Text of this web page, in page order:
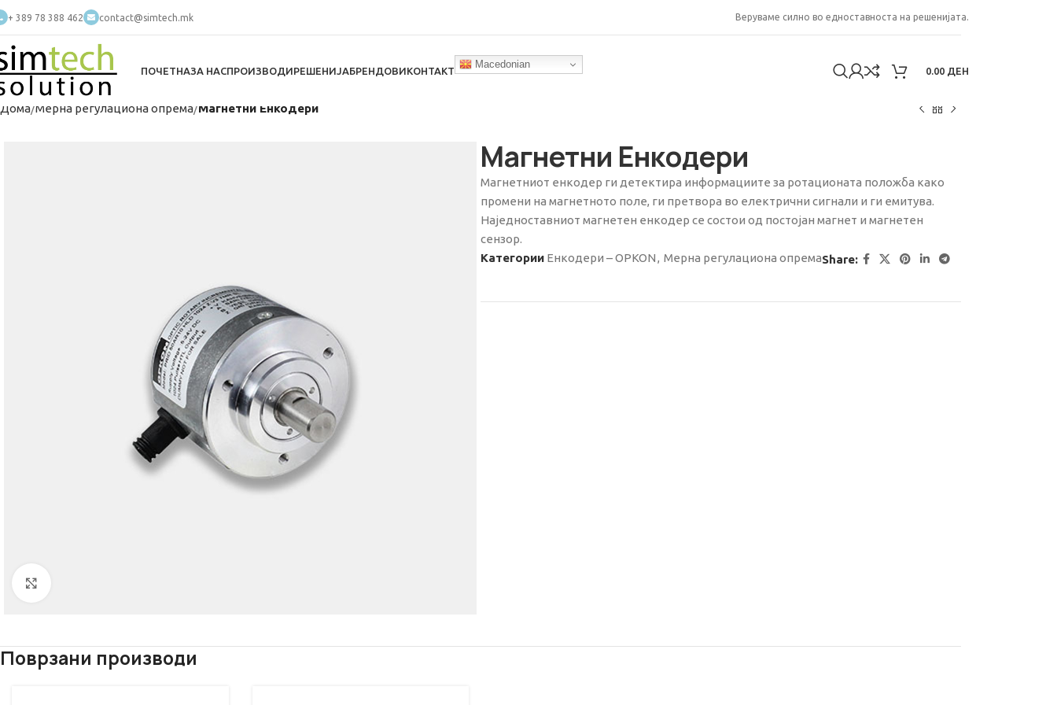
+ 389 78 388 462 contact@simtech.mk Веруваме силно во едноставноста на решенијата.
ПОЧЕТНАЗА НАСПРОИЗВОДИРЕШЕНИЈАБРЕНДОВИКОНТАКТ
Macedonian
0.00 ДЕН
Дома Мерна регулациона опрема Магнетни Енкодери
Магнетни Енкодери
Магнетниот енкодер ги детектира информациите за ротационата положба како
промени на магнетното поле, ги претвора во електрични сигнали и ги емитува.
Наједноставниот магнетен енкодер се состои од постојан магнет и магнетен
сензор.
Категории Енкодери – OPKON, Мерна регулациона опремаShare:
Поврзани производи